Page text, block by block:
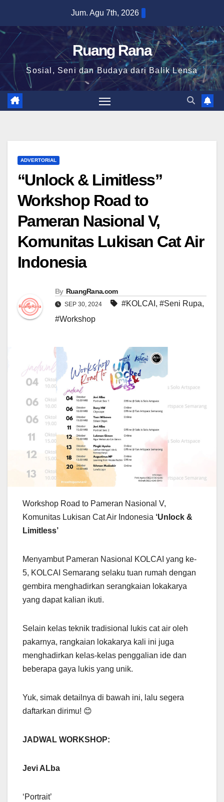
content
Jum. Agu 7th, 2026
Ruang Rana
Sosial, Seni dan Budaya dari Balik Lensa
ADVERTORIAL
“Unlock & Limitless”
Workshop Road to
Pameran Nasional V,
Komunitas Lukisan Cat Air
Indonesia
By RuangRana.com
SEP 30, 2024 #KOLCAI , #Seni Rupa,
#Workshop
Workshop Road to Pameran Nasional V,
Komunitas Lukisan Cat Air Indonesia ‘Unlock &
Limitless’
Menyambut Pameran Nasional KOLCAI yang ke-
5, KOLCAI Semarang selaku tuan rumah dengan
gembira menghadirkan serangkaian lokakarya
yang dapat kalian ikuti.
Selain kelas teknik tradisional lukis cat air oleh
pakarnya, rangkaian lokakarya kali ini juga
menghadirkan kelas-kelas penggalian ide dan
beberapa gaya lukis yang unik.
Yuk, simak detailnya di bawah ini, lalu segera
daftarkan dirimu! 😊
JADWAL WORKSHOP:
Jevi ALba
‘Portrait’